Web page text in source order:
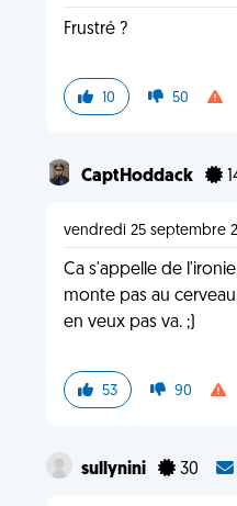
Frustré ?
10 50
CaptHoddack
vendredi 25 septembre
Ca s'appelle de
monte pas au
en veux pas va. ;)
53 90
sullynini 30